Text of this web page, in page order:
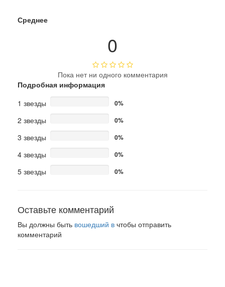
Среднее
0
Пока нет ни одного комментария
Подробная информация
1 звезды
0%
2 звезды 0%
3 звезды 0%
4 звезды 0%
5 звезды 0%
Оставьте комментарий
Вы должны быть вошедший в чтобы отправить
комментарий